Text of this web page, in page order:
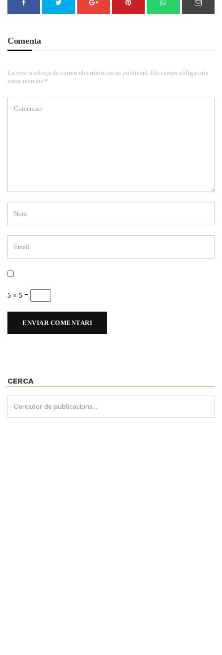
Comenta
La vostra adreça de correu electrònic no es publicarà. Els camps obligatoris
estan marcats *
5 × 5 =
CERCA